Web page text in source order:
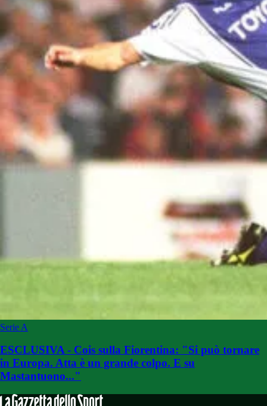
Serie A
ESCLUSIVA - Cois sulla Fiorentina: "Si può tornare
in Europa. Atta è un grande colpo. E su
Mastantuono..."